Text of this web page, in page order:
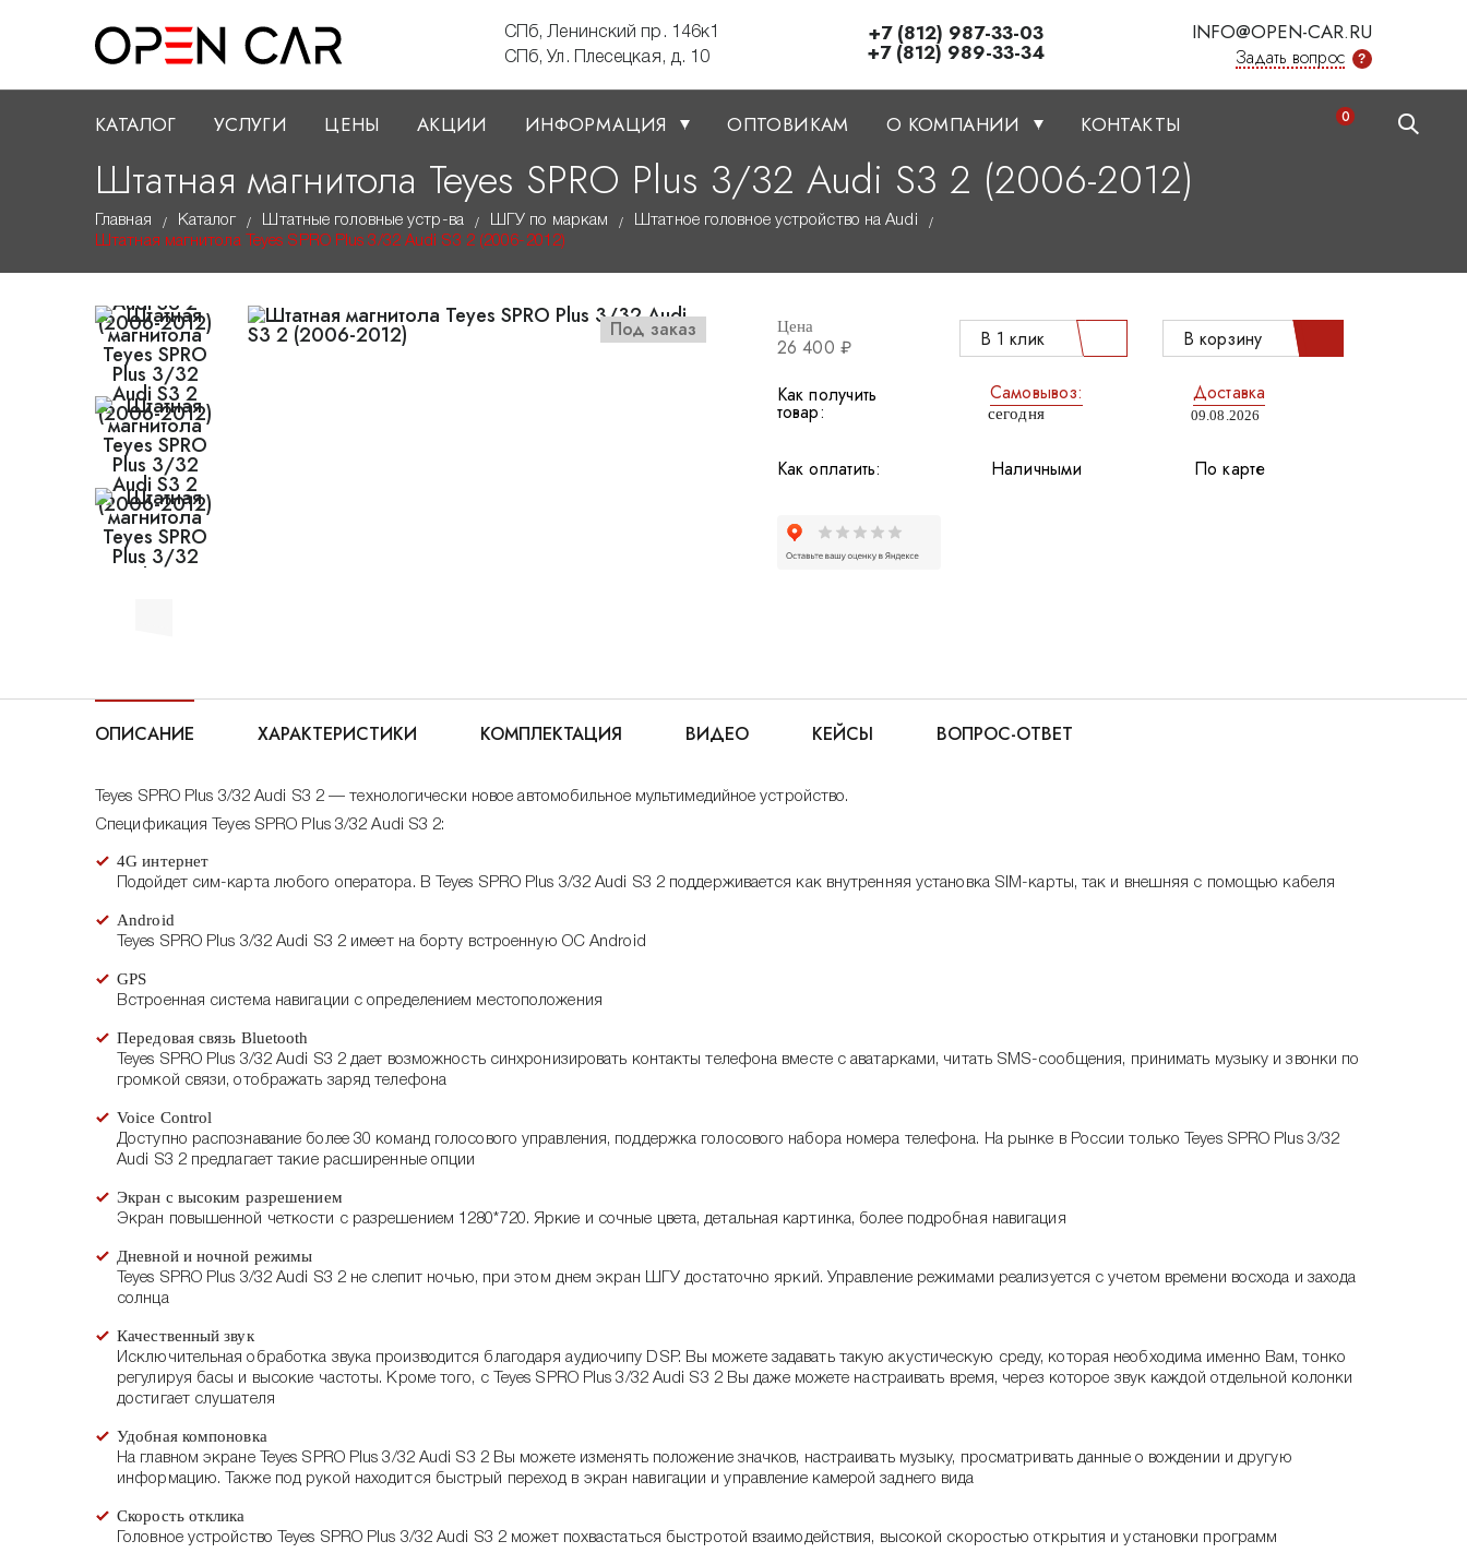
СПб, Ленинский пр. 146к1
СПб, Ул. Плесецкая, д. 10
+7 (812) 987-33-03
+7 (812) 989-33-34
INFO@OPEN-CAR.RU
Задать вопрос ?
КАТАЛОГ УСЛУГИ ЦЕНЫ АКЦИИ ИНФОРМАЦИЯ ОПТОВИКАМ О КОМПАНИИ КОНТАКТЫ 0
Штатная магнитола Teyes SPRO Plus 3/32 Audi S3 2 (2006-2012)
Главная / Каталог / Штатные головные устр-ва / ШГУ по маркам / Штатное головное устройство на Audi /
Штатная магнитола Teyes SPRO Plus 3/32 Audi S3 2 (2006-2012)
Под заказ Цена
26 400 ₽ В 1 клик В корзину
Как получить
товар:
Самовывоз:
сегодня
Доставка
09.08.2026
Как оплатить: Наличными По карте
ОПИСАНИЕ ХАРАКТЕРИСТИКИ КОМПЛЕКТАЦИЯ ВИДЕО КЕЙСЫ ВОПРОС-ОТВЕТ
Teyes SPRO Plus 3/32 Audi S3 2 — технологически новое автомобильное мультимедийное устройство.
Спецификация Teyes SPRO Plus 3/32 Audi S3 2:
4G интернет
Подойдет сим-карта любого оператора. В Teyes SPRO Plus 3/32 Audi S3 2 поддерживается как внутренняя установка SIM-карты, так и внешняя с помощью кабеля
Android
Teyes SPRO Plus 3/32 Audi S3 2 имеет на борту встроенную ОС Android
GPS
Встроенная система навигации с определением местоположения
Передовая связь Bluetooth
Teyes SPRO Plus 3/32 Audi S3 2 дает возможность синхронизировать контакты телефона вместе с аватарками, читать SMS-сообщения, принимать музыку и звонки по
громкой связи, отображать заряд телефона
Voice Control
Доступно распознавание более 30 команд голосового управления, поддержка голосового набора номера телефона. На рынке в России только Teyes SPRO Plus 3/32
Audi S3 2 предлагает такие расширенные опции
Экран с высоким разрешением
Экран повышенной четкости с разрешением 1280*720. Яркие и сочные цвета, детальная картинка, более подробная навигация
Дневной и ночной режимы
Teyes SPRO Plus 3/32 Audi S3 2 не слепит ночью, при этом днем экран ШГУ достаточно яркий. Управление режимами реализуется с учетом времени восхода и захода
солнца
Качественный звук
Исключительная обработка звука производится благодаря аудиочипу DSP. Вы можете задавать такую акустическую среду, которая необходима именно Вам, тонко
регулируя басы и высокие частоты. Кроме того, с Teyes SPRO Plus 3/32 Audi S3 2 Вы даже можете настраивать время, через которое звук каждой отдельной колонки
достигает слушателя
Удобная компоновка
На главном экране Teyes SPRO Plus 3/32 Audi S3 2 Вы можете изменять положение значков, настраивать музыку, просматривать данные о вождении и другую
информацию. Также под рукой находится быстрый переход в экран навигации и управление камерой заднего вида
Скорость отклика
Головное устройство Teyes SPRO Plus 3/32 Audi S3 2 может похвастаться быстротой взаимодействия, высокой скоростью открытия и установки программ